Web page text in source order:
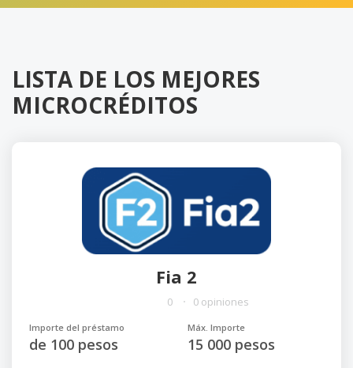
LISTA DE LOS MEJORES
MICROCRÉDITOS
Fia 2
0 0 opiniones
Importe del préstamo
de 100 pesos
Máx. Importe
15 000 pesos